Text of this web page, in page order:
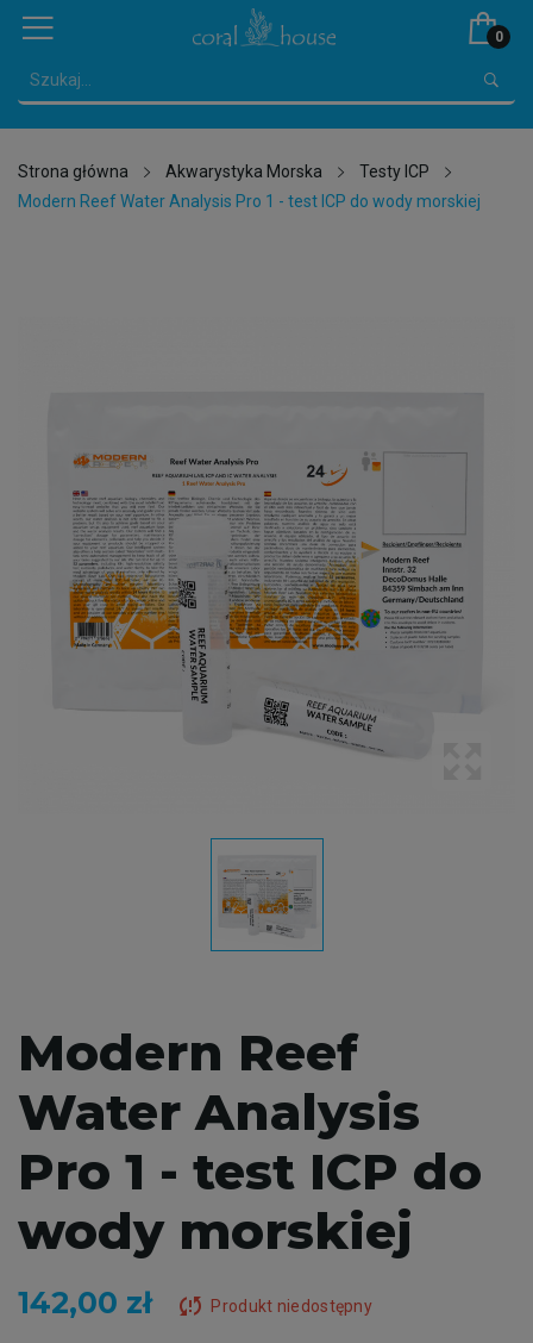
0
Strona główna Akwarystyka Morska
Testy ICP
Modern Reef Water Analysis Pro 1 - test ICP do wody morskiej
Modern Reef
Water Analysis
Pro 1 - test ICP do
wody morskiej
142,00 zł sync_problem Produkt niedostępny